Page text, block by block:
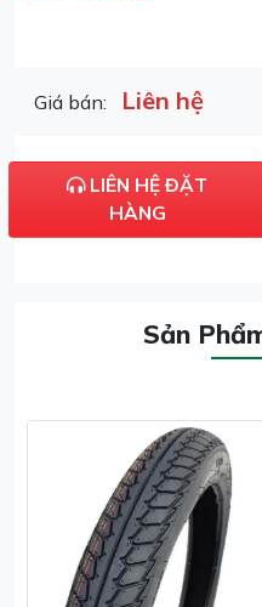
Giá bán: Liên hệ
LIÊN HỆ ĐẶT
HÀNG
Sản